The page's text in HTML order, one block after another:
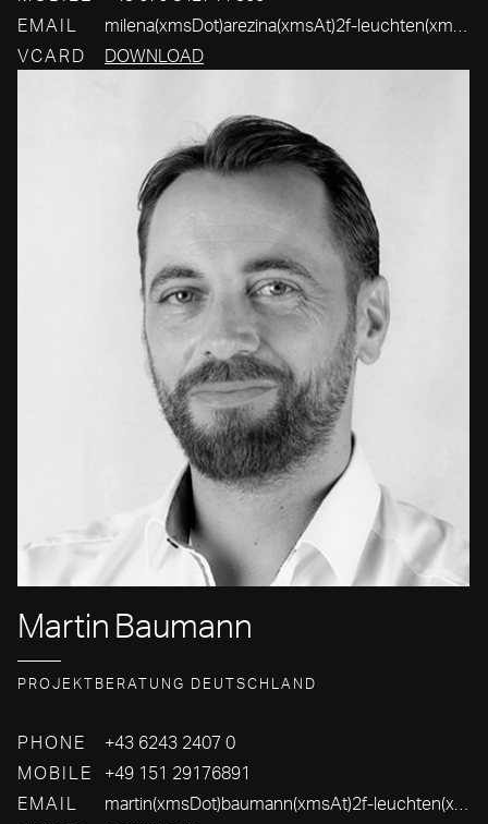
EMAIL
milena(xmsDot)arezina(xmsAt)2f-leuchten(xmsDot)com
VCARD
DOWNLOAD
Martin Baumann
PROJEKTBERATUNG DEUTSCHLAND
PHONE
+43 6243 2407 0
MOBILE
+49 151 29176891
EMAIL
martin(xmsDot)baumann(xmsAt)2f-leuchten(xmsDot)com